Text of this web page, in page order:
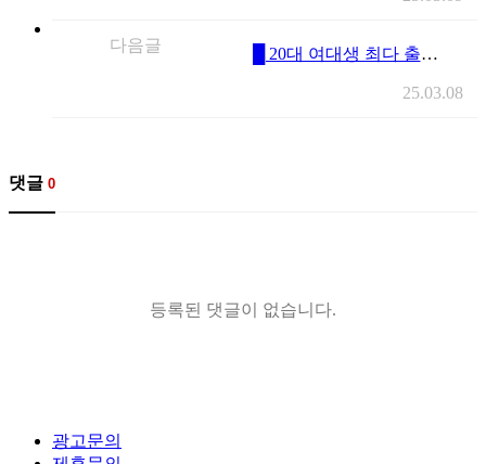
다음글 █ 20대 여대생 최다 출근█༺ৡ✨여대생 제일 많은곳✨ৡ༻██【20대 귀요미부터❤ 30대 완숙미까지】██❤24시간 영업❤이쁜애#잘노는애#귀여운애#섹시한애#모두있는 유일한곳❤회원분들?
25.03.08
댓글 0
등록된 댓글이 없습니다.
광고문의